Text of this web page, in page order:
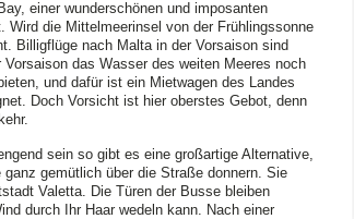
einer wunderschönen und imposanten
Wird die Mittelmeerinsel von der Frühlingssonne
Billigflüge nach Malta in der Vorsaison sind
das Wasser des weiten Meeres noch
und dafür ist ein Mietwagen des Landes
Doch Vorsicht ist hier oberstes Gebot, denn
sein so gibt es eine großartige Alternative,
gemütlich über die Straße donnern. Sie
Valetta. Die Türen der Busse bleiben
durch Ihr Haar wedeln kann. Nach einer